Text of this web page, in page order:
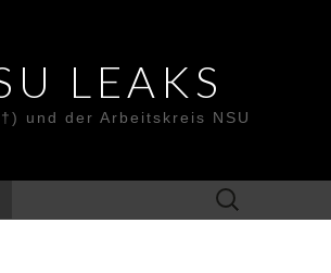
LEAKS
und der Arbeitskreis NSU
Suche
nach: